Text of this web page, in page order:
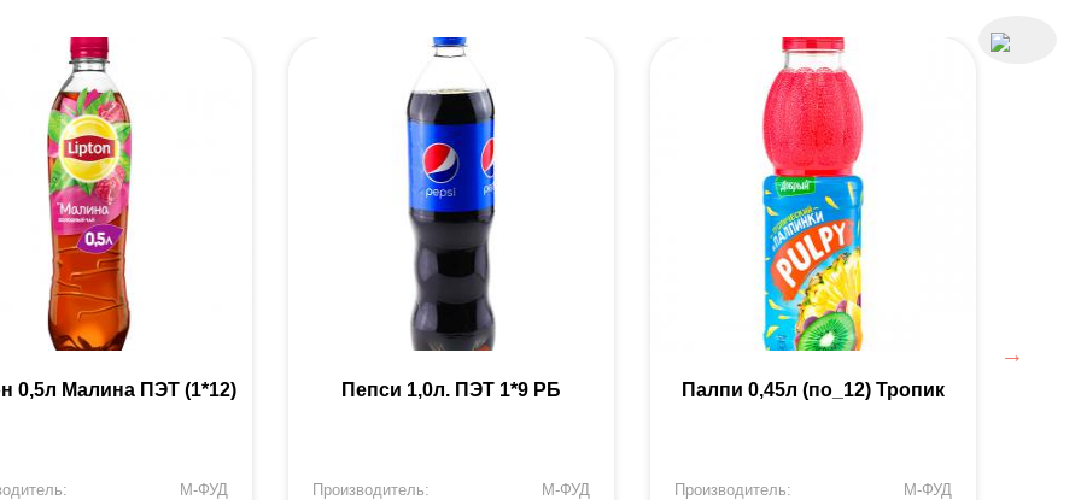
0,5л Малина ПЭТ (1*12)
М-ФУД
Пепси 1,0л. ПЭТ 1*9 РБ
Производитель:
М-ФУД
Палпи 0,45л (по_12) Тропик
Производитель:
М-ФУД